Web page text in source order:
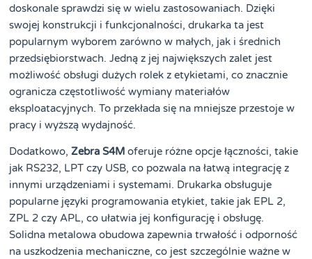
doskonale sprawdzi się w wielu zastosowaniach. Dzięki
swojej konstrukcji i funkcjonalności, drukarka ta jest
popularnym wyborem zarówno w małych, jak i średnich
przedsiębiorstwach. Jedną z jej największych zalet jest
możliwość obsługi dużych rolek z etykietami, co znacznie
ogranicza częstotliwość wymiany materiałów
eksploatacyjnych. To przekłada się na mniejsze przestoje w
pracy i wyższą wydajność.
Dodatkowo,Zebra S4M oferuje różne opcje łączności, takie
jak RS232, LPT czy USB, co pozwala na łatwą integrację z
innymi urządzeniami i systemami. Drukarka obsługuje
popularne języki programowania etykiet, takie jak EPL 2,
ZPL 2 czy APL, co ułatwia jej konfigurację i obsługę.
Solidna metalowa obudowa zapewnia trwałość i odporność
na uszkodzenia mechaniczne, co jest szczególnie ważne w